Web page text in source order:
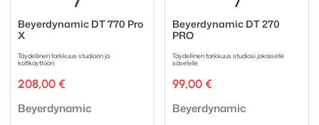
Beyerdynamic DT 770 Pro
X
Täydellinen tarkkuus studioon ja
kotikäyttöön
208,00 €
Tuotemerkki:
Beyerdynamic
Beyerdynamic DT 270
PRO
Täydellinen tarkkuus studiosi jokaiselle
sävelelle
99,00 €
Tuotemerkki:
Beyerdynamic